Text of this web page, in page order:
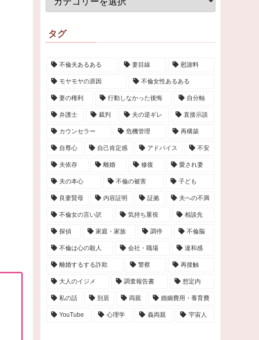
タグ
不倫夫あるある 妻目線 慰謝料
モヤモヤの原因 不倫女性あるある
妻の権利 行動しなかった後悔 自分軸
弁護士 裁判 夫の逆ギレ 直接示談
カウンセラー 危機管理 再構築
自尊心 自己肯定感 アドバイス 不安
夫依存 離婚 修復 愛され妻
夫の本心 不倫の被害 子ども
良妻賢母 内容証明 証拠 夫への不満
不倫女の言い訳 気持ち重視 相談先
探偵 家庭・家族 調停 不倫脳
不倫は心の殺人 会社・職場 違和感
離婚するする詐欺 警察 再接触
大人のイジメ 調査報告書 想定内
私の話 別居 両親 婚姻費用・養育費
YouTube 心理学 義両親 宇宙人